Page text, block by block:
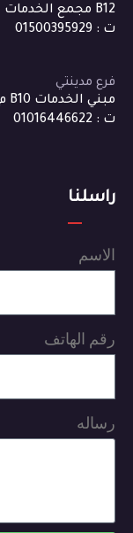
B12 مجمع الخدمات بجوار جملة ماركت
ت : 01500395929
فرع مدينتي
مبني الخدمات B10 م بجوار penny market .
ت : 01016446622
راسلنا
الاسم
رقم الهاتف
رساله